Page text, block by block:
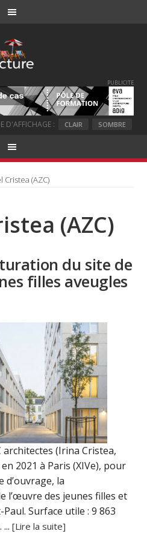
PUBLICITE
D'AFFICHAGE : CLAIR SOMBRE
(AZC)
(AZC)
du site de
filles aveugles
architectes (Irina Cristea,
2021 à Paris (XIVe), pour
d’ouvrage, la
l’œuvre des jeunes filles et
Surface utile : 9 863
...[Lire la suite]